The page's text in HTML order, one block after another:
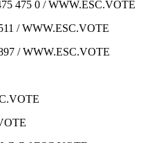
475 0 / WWW.ESC.VOTE
/ WWW.ESC.VOTE
/ WWW.ESC.VOTE